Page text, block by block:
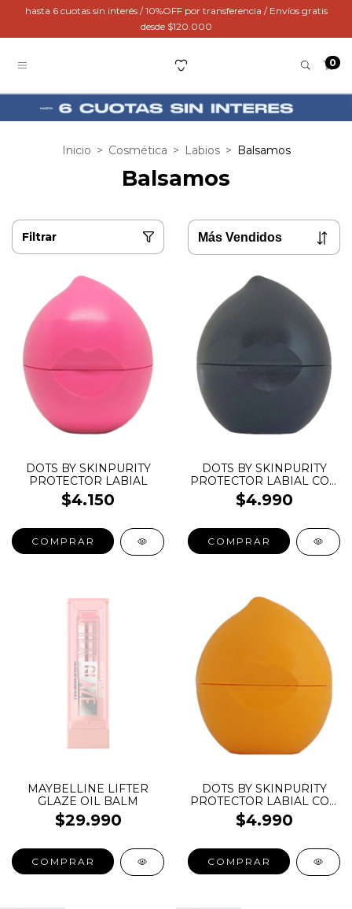
hasta 6 cuotas sin interés / 10%OFF por transferencia / Envíos gratis
desde $120.000
0
Inicio > Cosmética > Labios > Balsamos
Balsamos
Filtrar
DOTS BY SKINPURITY
PROTECTOR LABIAL
$4.150
COMPRAR
DOTS BY SKINPURITY
PROTECTOR LABIAL CON
BRILLO Y COLOR
$4.990
COMPRAR
MAYBELLINE LIFTER
GLAZE OIL BALM
$29.990
COMPRAR
DOTS BY SKINPURITY
PROTECTOR LABIAL CON
FILTRO SOLAR UVA/UVB
$4.990
COMPRAR